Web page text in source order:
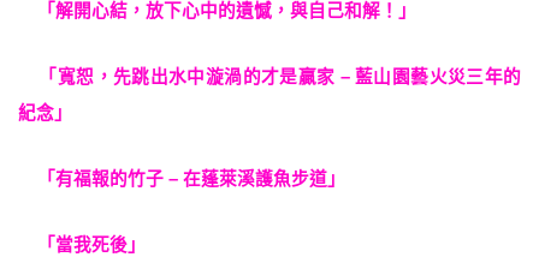
「解開心結，放下心中的遺憾，與自己和解！」
「寬恕，先跳出水中漩渦的才是贏家 – 藍山園藝火災三年的
紀念」
「有福報的竹子 – 在蓬萊溪護魚步道」
「當我死後」